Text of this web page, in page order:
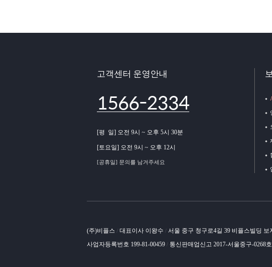
고객센터 운영안내
1566-2334
[평 일] 오전 9시 ~ 오후 5시 30분
[토요일] 오전 9시 ~ 오후 12시
[공휴일] 문의를 남겨주세요
(주)비플스 / 대표이사 이왕수 / 서울 중구 청구로4길 39 비플스빌딩 보
사업자등록번호 199-81-00459 / 통신판매업신고 2017-서울중구-0268호